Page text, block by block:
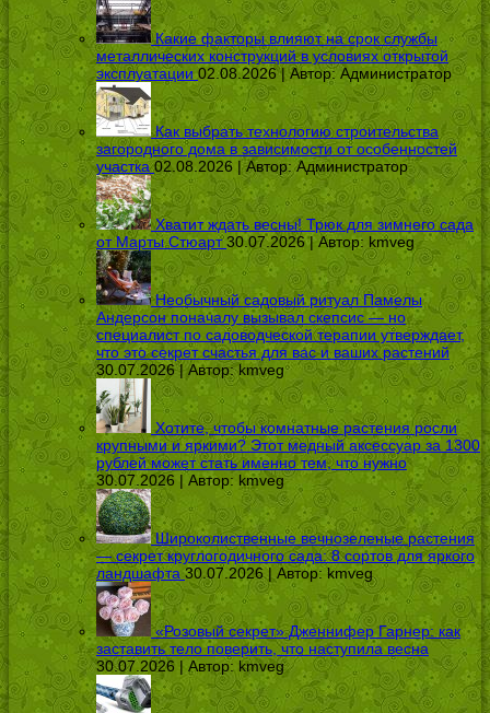
Какие факторы влияют на срок службы
металлических конструкций в условиях открытой
эксплуатации 02.08.2026 | Автор:Администратор
Как выбрать технологию строительства
загородного дома в зависимости от особенностей
участка 02.08.2026 | Автор:Администратор
Хватит ждать весны! Трюк для зимнего сада
от Марты Стюарт 30.07.2026 | Автор: kmveg
Необычный садовый ритуал Памелы
Андерсон поначалу вызывал скепсис — но
специалист по садоводческой терапии утверждает,
что это секрет счастья для вас и ваших растений
30.07.2026 | Автор:kmveg
Хотите, чтобы комнатные растения росли
крупными и яркими? Этот медный аксессуар за 1300
рублей может стать именно тем, что нужно
30.07.2026 | Автор: kmveg
Широколиственные вечнозеленые растения
— секрет круглогодичного сада: 8 сортов для яркого
ландшафта 30.07.2026 | Автор:kmveg
«Розовый секрет» Дженнифер Гарнер: как
заставить тело поверить, что наступила весна
30.07.2026 | Автор: kmveg